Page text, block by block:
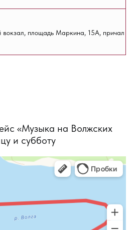
вокзал, площадь Маркина, 15А, причал
«Музыка на Волжских
и субботу